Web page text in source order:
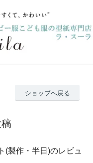
ショップへ戻る
(製作・半日)のレビュ